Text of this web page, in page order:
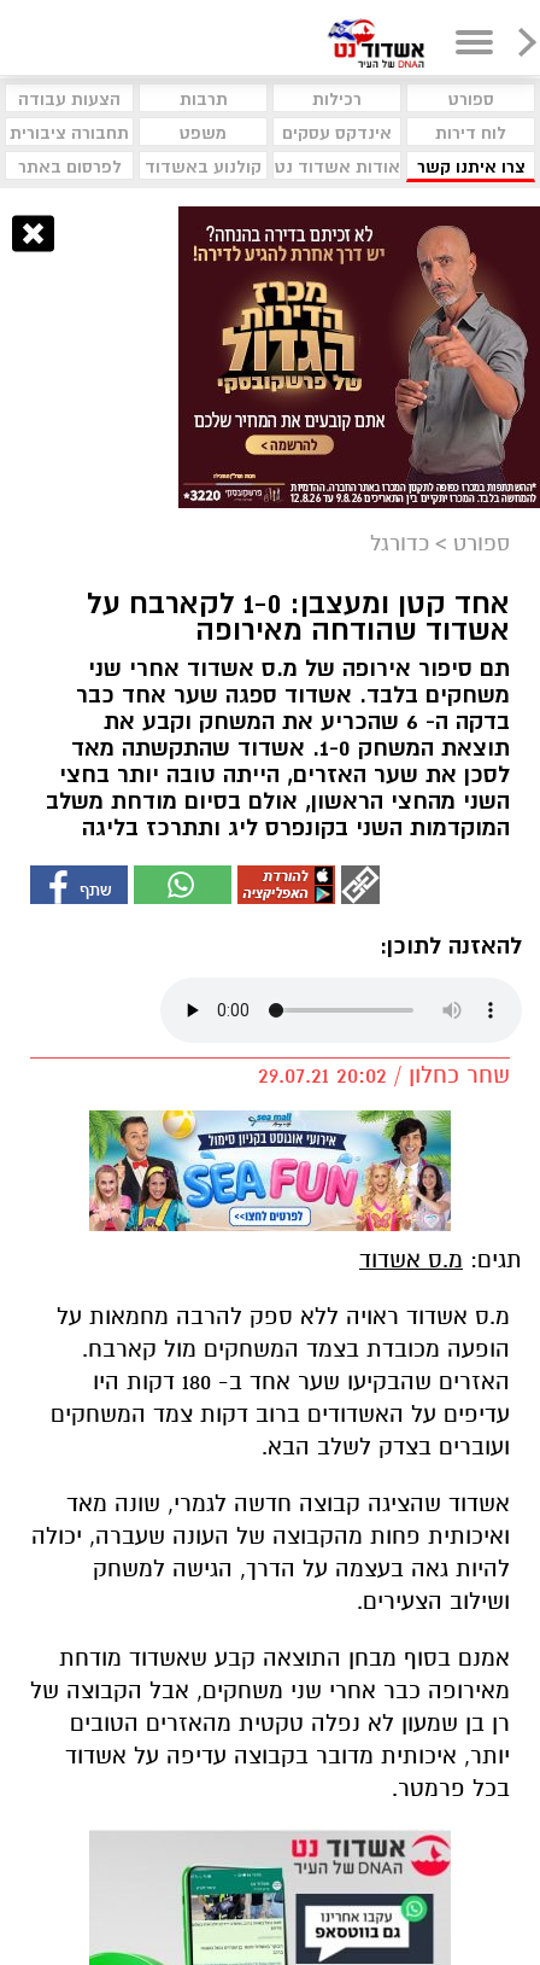
ספורט רכילות תרבות
הצעות עבודה
לוח דירות
אינדקס עסקים משפט
תחבורה ציבורית
צרו איתנו קשר
אודות אשדוד נט קולנוע באשדוד לפרסום באתר
ספורט > כדורגל
אחד קטן ומעצבן: 1-0 לקארבח על
אשדוד שהודחה מאירופה
תם סיפור אירופה של מ.ס אשדוד אחרי שני
משחקים בלבד. אשדוד ספגה שער אחד כבר
בדקה ה- 6 שהכריע את המשחק וקבע את
תוצאת המשחק 1-0. אשדוד שהתקשתה מאד
לסכן את שער האזרים, הייתה טובה יותר בחצי
השני מהחצי הראשון, אולם בסיום מודחת משלב
המוקדמות השני בקונפרס ליג ותתרכז בליגה
להאזנה לתוכן:
שחר כחלון / 20:02 29.07.21
תגים: מ.ס אשדוד
מ.ס אשדוד ראויה ללא ספק להרבה מחמאות על
הופעה מכובדת בצמד המשחקים מול קארבח.
האזרים שהבקיעו שער אחד ב- 180 דקות היו
עדיפים על האשדודים ברוב דקות צמד המשחקים
ועוברים בצדק לשלב הבא.
אשדוד שהציגה קבוצה חדשה לגמרי, שונה מאד
ואיכותית פחות מהקבוצה של העונה שעברה, יכולה
להיות גאה בעצמה על הדרך, הגישה למשחק
ושילוב הצעירים.
אמנם בסוף מבחן התוצאה קבע שאשדוד מודחת
מאירופה כבר אחרי שני משחקים, אבל הקבוצה של
רן בן שמעון לא נפלה טקטית מהאזרים הטובים
יותר, איכותית מדובר בקבוצה עדיפה על אשדוד
בכל פרמטר.